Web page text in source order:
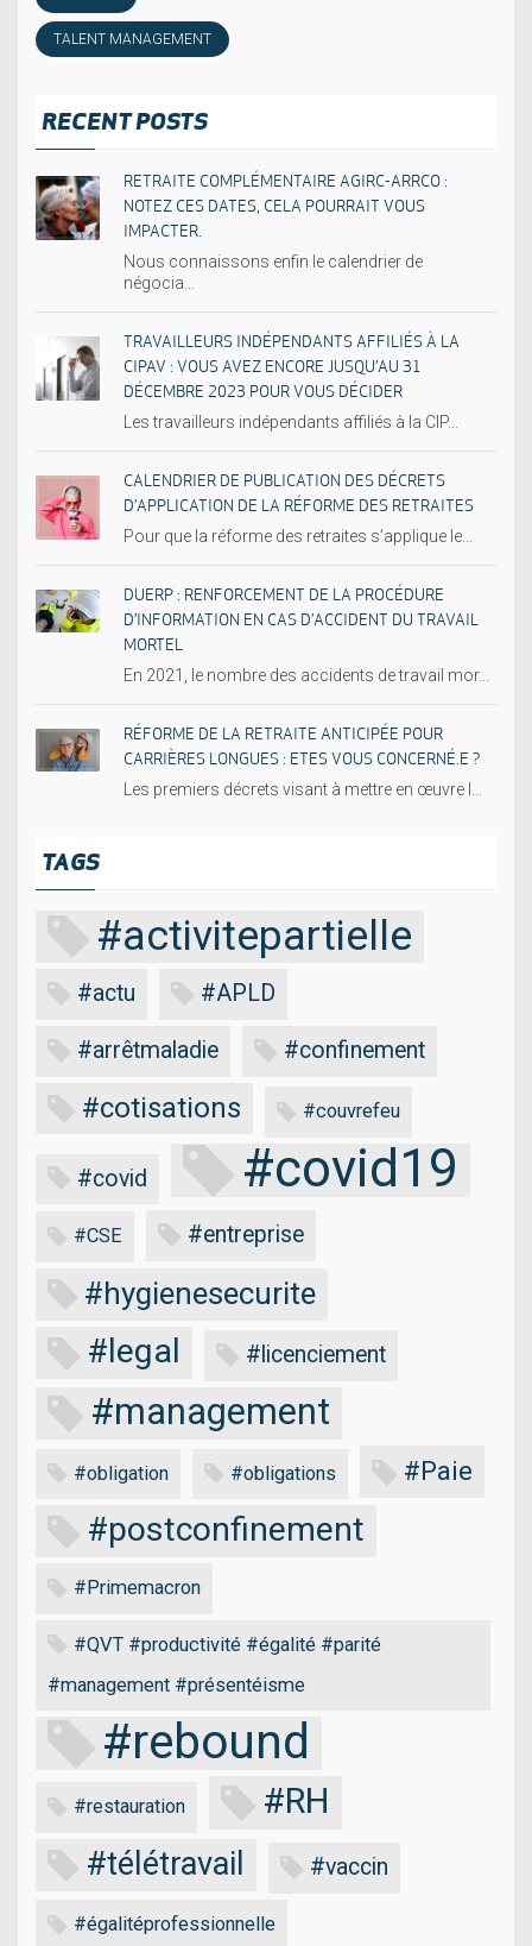
TALENT MANAGEMENT
RECENT POSTS
RETRAITE COMPLÉMENTAIRE AGIRC-ARRCO :
NOTEZ CES DATES, CELA POURRAIT VOUS
IMPACTER.
Nous connaissons enfin le calendrier de
négocia...
TRAVAILLEURS INDÉPENDANTS AFFILIÉS À LA
CIPAV : VOUS AVEZ ENCORE JUSQU’AU 31
DÉCEMBRE 2023 POUR VOUS DÉCIDER
Les travailleurs indépendants affiliés à la CIP...
CALENDRIER DE PUBLICATION DES DÉCRETS
D’APPLICATION DE LA RÉFORME DES RETRAITES
Pour que la réforme des retraites s’applique le...
DUERP : RENFORCEMENT DE LA PROCÉDURE
D’INFORMATION EN CAS D’ACCIDENT DU TRAVAIL
MORTEL
En 2021, le nombre des accidents de travail mor...
RÉFORME DE LA RETRAITE ANTICIPÉE POUR
CARRIÈRES LONGUES : ETES VOUS CONCERNÉ.E ?
Les premiers décrets visant à mettre en œuvre l...
TAGS
#activitepartielle
#actu #APLD
#arrêtmaladie #confinement
#cotisations #couvrefeu
#covid #covid19
#CSE #entreprise
#hygienesecurite
#legal #licenciement
#management
#obligation #obligations #Paie
#postconfinement
#Primemacron
#QVT #productivité #égalité #parité
#management #présentéisme
#rebound
#restauration #RH
#télétravail #vaccin
#égalitéprofessionnelle